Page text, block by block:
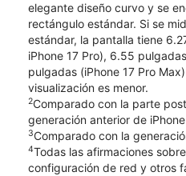
elegante diseño curvo y se
rectángulo estándar. Si se
estándar, la pantalla tiene
iPhone 17 Pro), 6.55
pulgadas (iPhone 17 Pro
visualización es menor.
2Comparado con la parte
generación anterior de
3Comparado con la
4Todas las afirmaciones
configuración de red y otros